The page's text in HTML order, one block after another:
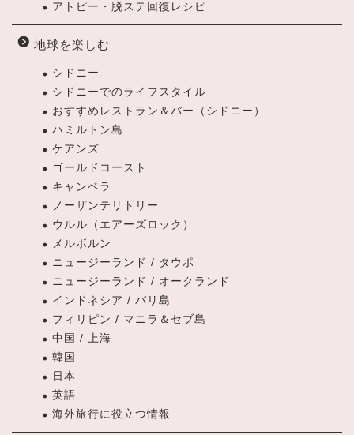
アトピー・脱ステ回復レシピ
地球を楽しむ
シドニー
シドニーでのライフスタイル
おすすめレストラン＆バー（シドニー）
ハミルトン島
ケアンズ
ゴールドコースト
キャンベラ
ノーザンテリトリー
ウルル（エアーズロック）
メルボルン
ニュージーランド / タウポ
ニュージーランド / オークランド
インドネシア / バリ島
フィリピン / マニラ＆セブ島
中国 / 上海
韓国
日本
英語
海外旅行に役立つ情報